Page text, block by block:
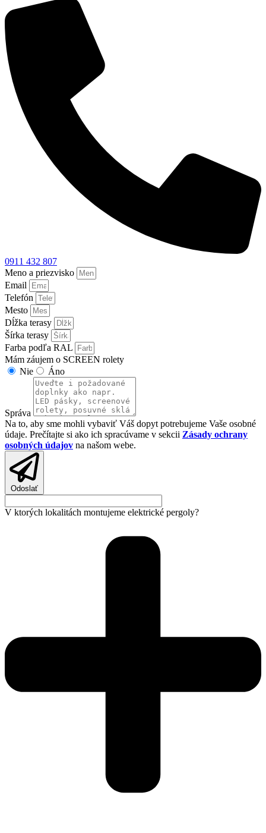
0911 432 807
Meno a priezvisko
Email
Telefón
Mesto
Dĺžka terasy
Šírka terasy
Farba podľa RAL
Mám záujem o SCREEN rolety
Nie
Áno
Správa
Na to, aby sme mohli vybaviť Váš dopyt potrebujeme Vaše osobné
údaje. Prečítajte si ako ich spracúvame v sekcii Zásady ochrany
osobných údajov na našom webe.
Odoslať
V ktorých lokalitách montujeme elektrické pergoly?